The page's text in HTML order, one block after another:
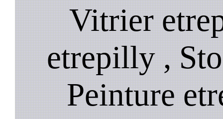
Vitrier
etrepilly ,
Peinture